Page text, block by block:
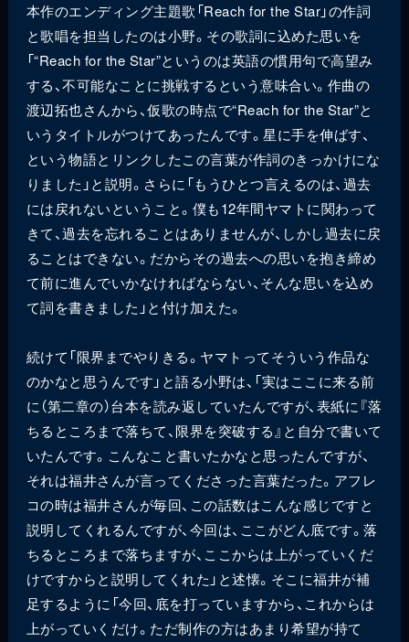
本作のエンディング主題歌「Reach for the Star」の作詞
と歌唱を担当したのは小野。その歌詞に込めた思いを
「“Reach for the Star”というのは英語の慣用句で高望み
する、不可能なことに挑戦するという意味合い。作曲の
渡辺拓也さんから、仮歌の時点で“Reach for the Star”と
いうタイトルがつけてあったんです。星に手を伸ばす、
という物語とリンクしたこの言葉が作詞のきっかけにな
りました」と説明。さらに「もうひとつ言えるのは、過去
には戻れないということ。僕も12年間ヤマトに関わって
きて、過去を忘れることはありませんが、しかし過去に戻
ることはできない。だからその過去への思いを抱き締め
て前に進んでいかなければならない、そんな思いを込め
て詞を書きました」と付け加えた。
続けて「限界までやりきる。ヤマトってそういう作品な
のかなと思うんです」と語る小野は、「実はここに来る前
に（第二章の）台本を読み返していたんですが、表紙に『落
ちるところまで落ちて、限界を突破する』と自分で書いて
いたんです。こんなこと書いたかなと思ったんですが、
それは福井さんが言ってくださった言葉だった。アフレ
コの時は福井さんが毎回、この話数はこんな感じですと
説明してくれるんですが、今回は、ここがどん底です。落
ちるところまで落ちますが、ここからは上がっていくだ
けですからと説明してくれた」と述懐。そこに福井が補
足するように「今回、底を打っていますから、これからは
上がっていくだけ。ただ制作の方はあまり希望が持て